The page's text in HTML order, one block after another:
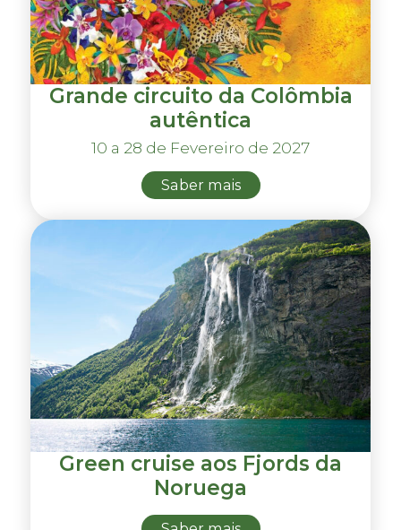
Grande circuito da Colômbia
autêntica
10 a 28 de Fevereiro de 2027
Saber mais
Green cruise aos Fjords da
Noruega